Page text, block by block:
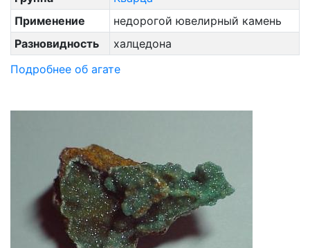
Применение
недорогой ювелирный камень
Разновидность
халцедона
Подробнее об агате